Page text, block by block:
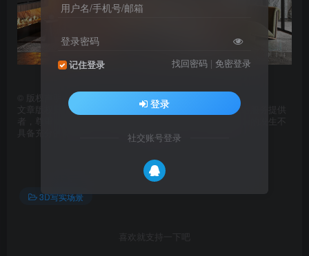
版权声明
文章版权归作者所有，未经允许请勿转载，刷子库作为网络服务提供
者，尊重网络版权及其他知识产权，对非法转载、盗版行为的发生不
具备充分的监控能力，若您的权利被侵害，请与我们联系！
3D写实场景
喜欢就支持一下吧
用户名/手机号/邮箱
登录密码
记住登录 找回密码 | 免密登录
登录
社交账号登录